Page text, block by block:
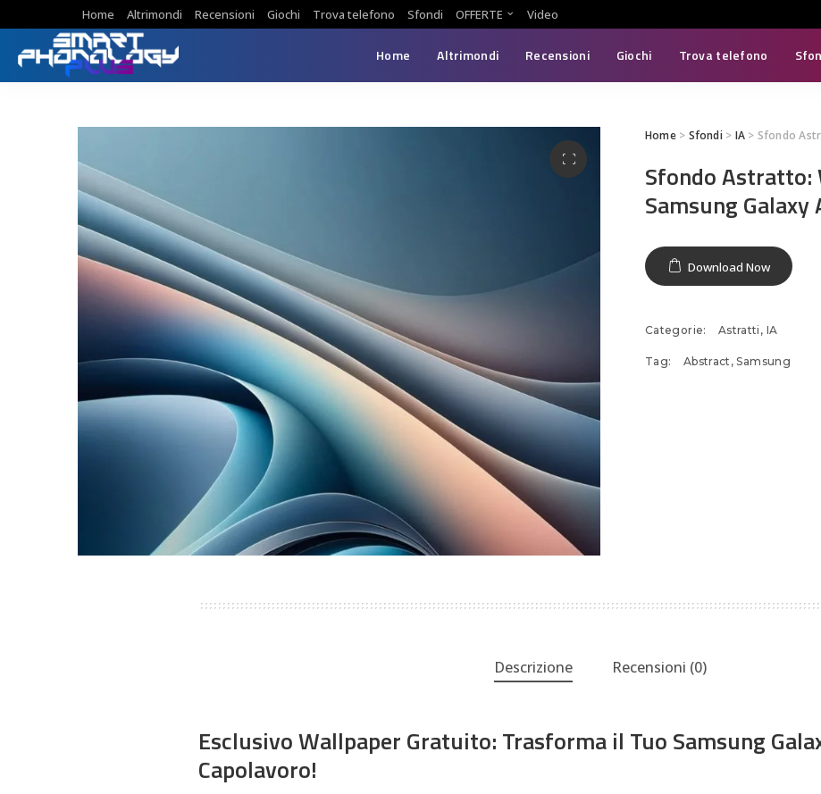
Home Altrimondi Recensioni Giochi Trova telefono Sfondi OFFERTE Video
Home Altrimondi Recensioni Giochi Trova telefono
Home> Sfondi> IA > Sfondo
Sfondo Astratto:
Samsung Galaxy
Download Now
Categorie: Astratti , IA
Tag: Abstract ,Samsung
Descrizione Recensioni (0)
Esclusivo Wallpaper Gratuito: Trasforma il Tuo Samsung
Capolavoro!